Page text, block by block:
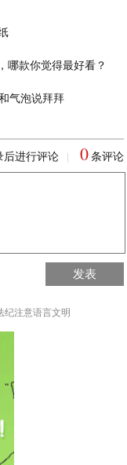
哪款你觉得最好看？
气泡说拜拜
后进行评论 0 条评论
发表
纪注意语言文明